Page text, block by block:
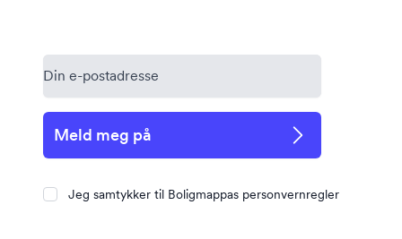
Meld meg på
Jeg samtykker til Boligmappas personvernregler